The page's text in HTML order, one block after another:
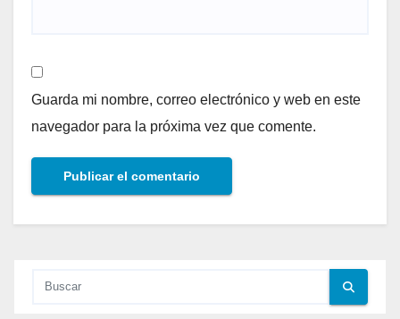
Guarda mi nombre, correo electrónico y web en este
navegador para la próxima vez que comente.